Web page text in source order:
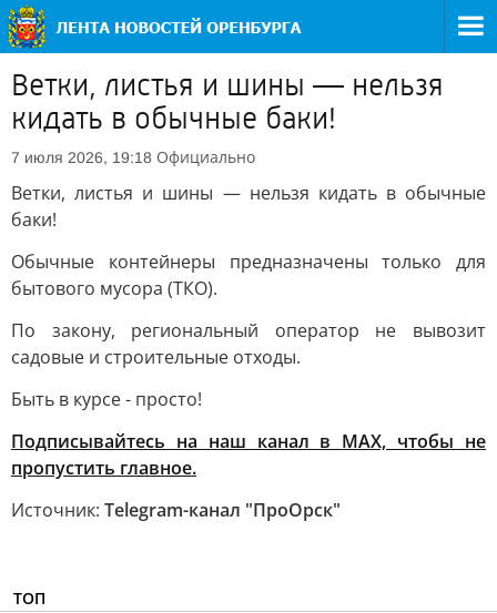
Ветки, листья и шины — нельзя
кидать в обычные баки!
7 июля 2026, 19:18 Официально
Ветки, листья и шины — нельзя кидать в обычные
баки!
Обычные контейнеры предназначены только для
бытового мусора (ТКО).
По закону, региональный оператор не вывозит
садовые и строительные отходы.
Быть в курсе - просто!
Подписывайтесь на наш канал в МАХ, чтобы не
пропустить главное.
Источник: Telegram-канал "ПроОрск"
ТОП